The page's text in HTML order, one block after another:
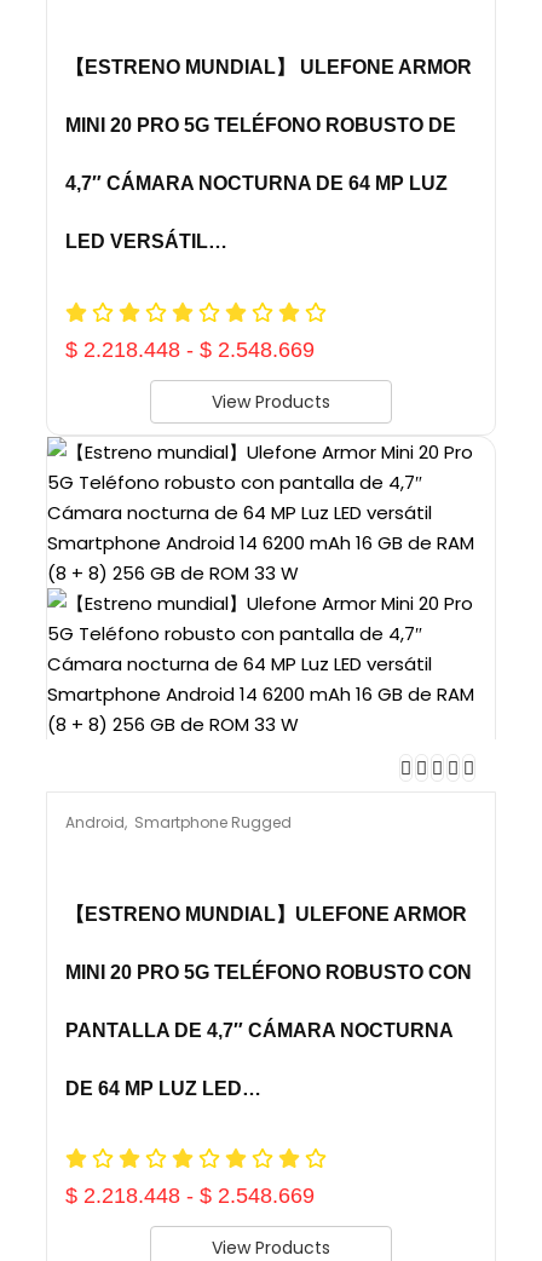
【ESTRENO MUNDIAL】 ULEFONE ARMOR
MINI 20 PRO 5G TELÉFONO ROBUSTO DE
4,7″ CÁMARA NOCTURNA DE 64 MP LUZ
LED VERSÁTIL…
$ 2.218.448 - $ 2.548.669
View Products
Android, Smartphone Rugged
【ESTRENO MUNDIAL】ULEFONE ARMOR
MINI 20 PRO 5G TELÉFONO ROBUSTO CON
PANTALLA DE 4,7″ CÁMARA NOCTURNA
DE 64 MP LUZ LED…
$ 2.218.448 - $ 2.548.669
View Products